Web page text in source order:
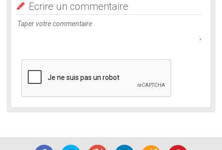
Ecrire un commentaire